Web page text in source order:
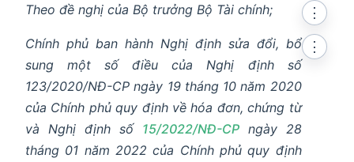
Theo đề nghị của Bộ trưởng Bộ Tài chính;
⋮
Chính phủ ban hành Nghị định sửa đổi, bổ
sung một số điều của Nghị định số
123/2020/NĐ-CP ngày 19 tháng 10 năm 2020
của Chính phủ quy định về hóa đơn, chứng từ
và Nghị định số 15/2022/NĐ-CPngày 28
tháng 01 năm 2022 của Chính phủ quy định
⋮